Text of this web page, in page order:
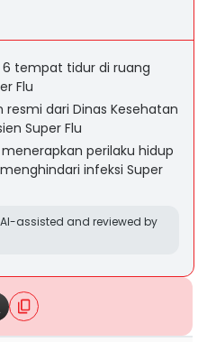
6 tempat tidur di ruang
Flu
dari Dinas Kesehatan
Super Flu
perilaku hidup
infeksi Super
assisted and reviewed by